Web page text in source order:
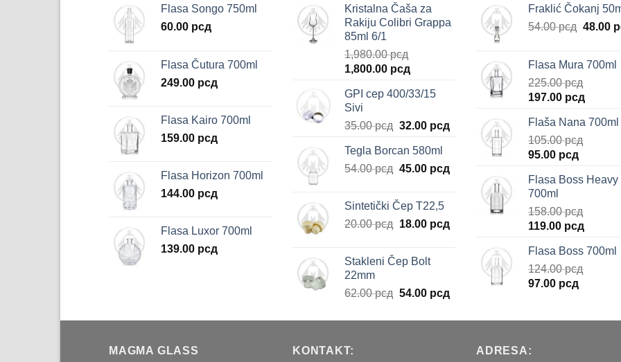
Flasa Songo 750ml
60.00 рсд
Flasa Čutura 700ml
249.00 рсд
Flasa Kairo 700ml
159.00 рсд
Flasa Horizon 700ml
144.00 рсд
Flasa Luxor 700ml
139.00 рсд
Kristalna Čaša za
Rakiju Colibri Grappa
85ml 6/1
1,980.00рсд
Originalna
je
bila:
1,980.00 рсд.
1,800.00 рсд
je:
GPI cep 400/33/15
Sivi
35.00рсд Originalna
je
bila:
32.00 рсдTrenutna
32.00 рсд.
Tegla Borcan 580ml
54.00рсд Originalna
je
bila:
54.00 рсд.
45.00 рсдTrenutna
45.00 рсд.
Sintetički Čep T22,5
20.00рсд Originalna
bila:
18.00 рсдTrenutna
18.00 рсд.
Stakleni Čep Bolt
22mm
62.00рсд Originalna
je
54.00 рсдTrenutna
je:
Fraklić Čokanj
54.00рсд
bila:
54.00
48.00
Flasa Mura 700ml
225.00рсд
Originalna
je
bila:
225.00 рсд.
197.00 рсд
je:
Flaša Nana 700ml
105.00рсд
Originalna
je
bila:
105.00 рсд.
95.00 рсд
je:
Flasa Boss Heavy
700ml
158.00рсд
Originalna
je
bila:
158.00 рсд.
119.00 рсд
je:
Flasa Boss 700ml
124.00рсд
Originalna
97.00 рсд
MAGMA GLASS KONTAKT: ADRESA: